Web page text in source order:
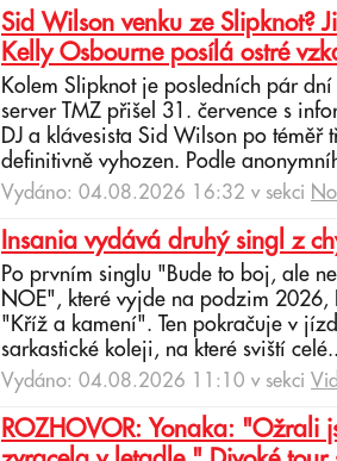
Sid Wilson venku ze Slipknot?
Kelly Osbourne posílá ostré
Kolem Slipknot je posledních pár
server TMZ přišel 31. července s
DJ a klávesista Sid Wilson po téměř
definitivně vyhozen. Podle
Vydáno: 04.08.2026 16:32 v sekci
Insania vydává druhý singl z
Po prvním singlu "Bude to boj, ale
NOE", které vyjde na podzim 2026,
"Kříž a kamení". Ten pokračuje v
sarkastické koleji, na které sviští
Vydáno: 04.08.2026 11:10 v sekci
ROZHOVOR: Yonaka: "Ožrali